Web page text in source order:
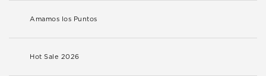
Amamos los Puntos
Hot Sale 2026